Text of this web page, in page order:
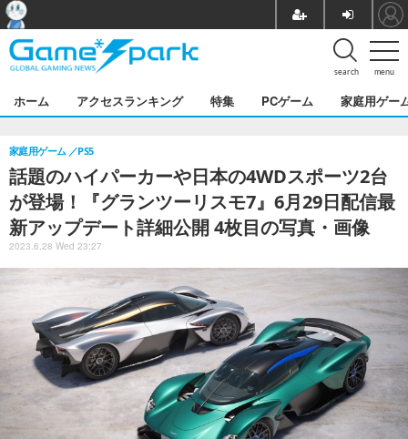
menu
search
ホーム アクセスランキング 特集 PCゲーム 家庭用ゲー
話題のハイパーカーや日本の4WDスポーツ2台
が登場！『グランツーリスモ7』6月29日配信最
新アップデート詳細公開 4枚目の写真・画像
家庭用ゲーム PS5
2023.6.28 Wed 23:27